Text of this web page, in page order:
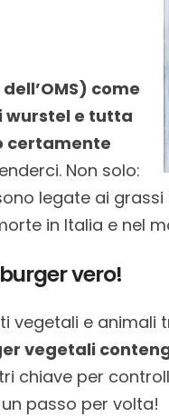
come
wurstel e tutta
certamente
Non solo:
legate ai grassi
in Italia e nel
vero!
e animali
vegetali
chiave per
passo per volta!